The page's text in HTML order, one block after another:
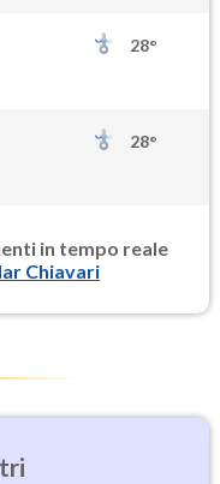
28°
28°
in tempo reale
Chiavari